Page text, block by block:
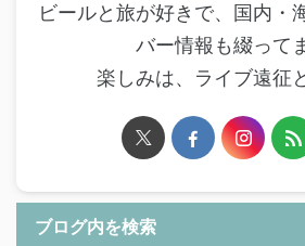
ビールと旅が好きで、国内・
バー情報も綴って
楽しみは、ライブ遠征
ブログ内を検索